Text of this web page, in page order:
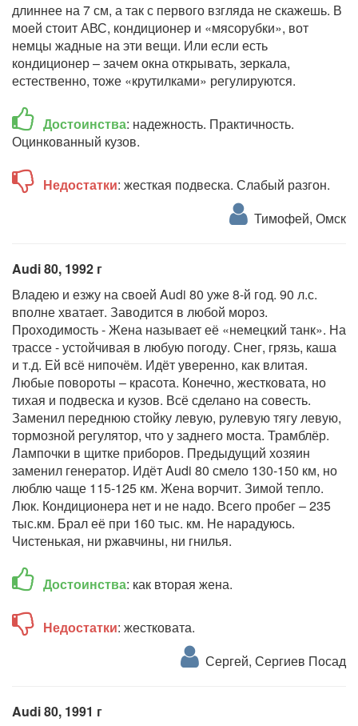
длиннее на 7 см, а так с первого взгляда не скажешь. В
моей стоит АВС, кондиционер и «мясорубки», вот
немцы жадные на эти вещи. Или если есть
кондиционер – зачем окна открывать, зеркала,
естественно, тоже «крутилками» регулируются.
Достоинства: надежность. Практичность.
Оцинкованный кузов.
Недостатки: жесткая подвеска. Слабый разгон.
Тимофей, Омск
Audi 80, 1992 г
Владею и езжу на своей Audi 80 уже 8-й год. 90 л.с.
вполне хватает. Заводится в любой мороз.
Проходимость - Жена называет её «немецкий танк». На
трассе - устойчивая в любую погоду. Снег, грязь, каша
и т.д. Ей всё нипочём. Идёт уверенно, как влитая.
Любые повороты – красота. Конечно, жестковата, но
тихая и подвеска и кузов. Всё сделано на совесть.
Заменил переднюю стойку левую, рулевую тягу левую,
тормозной регулятор, что у заднего моста. Трамблёр.
Лампочки в щитке приборов. Предыдущий хозяин
заменил генератор. Идёт Audi 80 смело 130-150 км, но
люблю чаще 115-125 км. Жена ворчит. Зимой тепло.
Люк. Кондиционера нет и не надо. Всего пробег – 235
тыс.км. Брал её при 160 тыс. км. Не нарадуюсь.
Чистенькая, ни ржавчины, ни гнилья.
Достоинства: как вторая жена.
Недостатки: жестковата.
Сергей, Сергиев Посад
Audi 80, 1991 г